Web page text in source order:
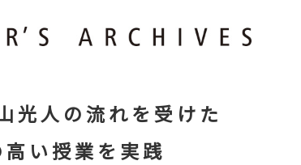
光人の流れを受けた
い授業を実践